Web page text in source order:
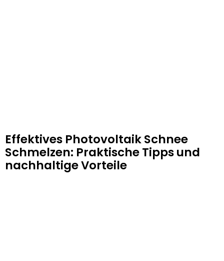
Effektives Photovoltaik Schnee
Schmelzen: Praktische Tipps und
nachhaltige Vorteile